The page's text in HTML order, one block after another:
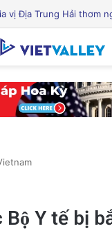
Y tế bị